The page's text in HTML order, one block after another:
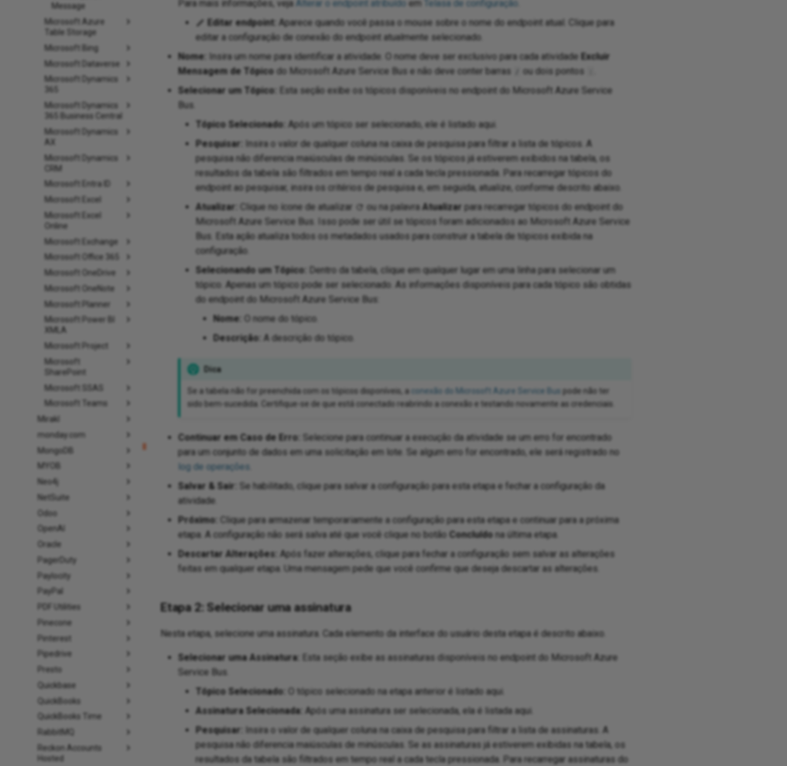
Message
Microsoft Azure
Table Storage
Microsoft Bing
Microsoft Dataverse
Microsoft Dynamics
Microsoft Dynamics
365 Business Central
Microsoft Dynamics
Microsoft Dynamics
CRM
Microsoft Entra ID
Microsoft Excel
Microsoft Excel
Online
Microsoft Exchange
Microsoft Office 365
Microsoft OneDrive
Microsoft OneNote
Microsoft Planner
Microsoft Power BI
XMLA
Microsoft Project
Microsoft
SharePoint
Microsoft SSAS
Microsoft Teams
Mirakl
monday.com
MongoDB
MYOB
Neo4j
NetSuite
Odoo
OpenAI
Oracle
PagerDuty
Paylocity
PayPal
PDF Utilities
Pinecone
Pinterest
Pipedrive
Presto
Quickbase
QuickBooks
QuickBooks Time
RabbitMQ
Reckon Accounts
Hosted
Para mais informações, veja Alterar o endpoint atribuído em Telasa de configuração
Editar endpoint: Aparece quando você passa o mouse sobre o nome do endpoint atual. Clique para
editar a configuração de conexão do endpoint atualmente selecionado.
Nome: Insira um nome para identificar a atividade. O nome deve ser exclusivo para cada atividade Excluir
Mensagem de Tópico do Microsoft Azure Service Bus e não deve conter barras ou dois pontos
Selecionar um Tópico:
Esta seção exibe os tópicos disponíveis no endpoint do Microsoft Azure Service
Bus.
Tópico Selecionado: Após um tópico ser selecionado, ele é listado aqui.
Pesquisar:
Insira o valor de qualquer coluna na caixa de pesquisa para filtrar a lista de tópicos. A
pesquisa não diferencia maiúsculas de minúsculas. Se os tópicos já estiverem exibidos na tabela, os
resultados da tabela são filtrados em tempo real a cada tecla pressionada. Para recarregar tópicos do
endpoint ao pesquisar, insira os critérios de pesquisa e, em seguida, atualize, conforme descrito abaixo.
Atualizar:
Clique no ícone de atualizar ou na palavra Atualizar para recarregar tópicos do endpoint do
Microsoft Azure Service Bus. Isso pode ser útil se tópicos foram adicionados ao Microsoft Azure Service
Bus. Esta ação atualiza todos os metadados usados para construir a tabela de tópicos exibida na
configuração.
Selecionando um Tópico:
Dentro da tabela, clique em qualquer lugar em uma linha para selecionar um
tópico. Apenas um tópico pode ser selecionado. As informações disponíveis para cada tópico são obtidas
do endpoint do Microsoft Azure Service Bus:
Nome:
O nome do tópico.
Descrição: A descrição do tópico.
Dica
Se a tabela não for preenchida com os tópicos disponíveis, a conexão do Microsoft Azure Service Bus pode não ter
sido bem-sucedida. Certifique-se de que está conectado reabrindo a conexão e testando novamente as credenciais.
Continuar em Caso de Erro:
Selecione para continuar a execução da atividade se um erro for encontrado
para um conjunto de dados em uma solicitação em lote. Se algum erro for encontrado, ele será registrado no
log de operações
Salvar & Sair:
Se habilitado, clique para salvar a configuração para esta etapa e fechar a configuração da
atividade.
Próximo:
Clique para armazenar temporariamente a configuração para esta etapa e continuar para a próxima
etapa. A configuração não será salva até que você clique no botão Concluído na última etapa.
Descartar Alterações: Após fazer alterações, clique para fechar a configuração sem salvar as alterações
feitas em qualquer etapa. Uma mensagem pede que você confirme que deseja descartar as alterações.
Etapa 2: Selecionar uma assinatura
Nesta etapa, selecione uma assinatura. Cada elemento da interface do usuário desta etapa é descrito abaixo.
Selecionar uma Assinatura:
Esta seção exibe as assinaturas disponíveis no endpoint do Microsoft Azure
Service Bus.
Tópico Selecionado:
O tópico selecionado na etapa anterior é listado aqui.
Assinatura Selecionada: Após uma assinatura ser selecionada, ela é listada aqui.
Pesquisar:
Insira o valor de qualquer coluna na caixa de pesquisa para filtrar a lista de assinaturas. A
pesquisa não diferencia maiúsculas de minúsculas. Se as assinaturas já estiverem exibidas na tabela, os
resultados da tabela são filtrados em tempo real a cada tecla pressionada. Para recarregar assinaturas do